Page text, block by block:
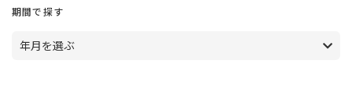
期間で探す
年月を選ぶ